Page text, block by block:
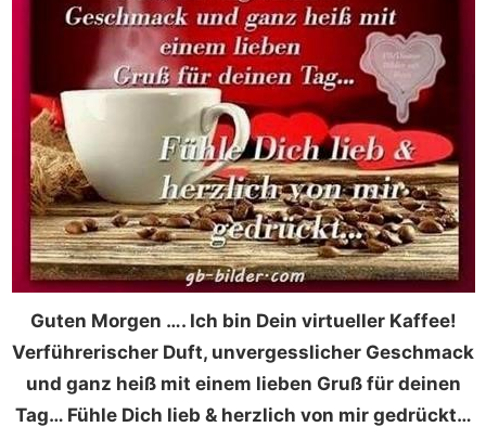
Guten Morgen …. Ich bin Dein virtueller Kaffee!
Verführerischer Duft, unvergesslicher Geschmack
und ganz heiß mit einem lieben Gruß für deinen
Tag… Fühle Dich lieb & herzlich von mir gedrückt…